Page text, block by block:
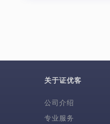
关于证优客
公司介绍
专业服务